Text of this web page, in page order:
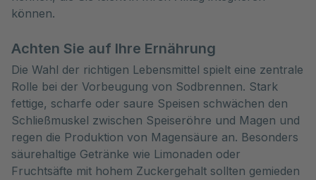
können.
Achten Sie auf Ihre Ernährung
Die Wahl der richtigen Lebensmittel spielt eine zentrale
Rolle bei der Vorbeugung von Sodbrennen. Stark
fettige, scharfe oder saure Speisen schwächen den
Schließmuskel zwischen Speiseröhre und Magen und
regen die Produktion von Magensäure an. Besonders
säurehaltige Getränke wie Limonaden oder
Fruchtsäfte mit hohem Zuckergehalt sollten gemieden